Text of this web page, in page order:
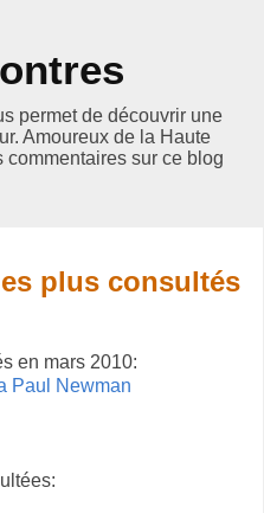
permet de découvrir une
Amoureux de la Haute
commentaires sur ce blog
plus consultés
en mars 2010:
Paul Newman